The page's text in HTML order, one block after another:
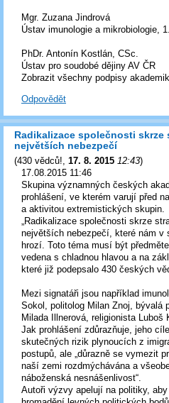
Mgr. Zuzana Jindrová
Ústav imunologie a mikrobiologie,
PhDr. Antonín Kostlán, CSc.
Ústav pro soudobé dějiny AV ČR
Zobrazit všechny podpisy
Odpovědět
Radikalizace společnosti
největších nebezpečí
(430 vědců!, 17. 8. 2015 12:43)
17.08.2015 11:46
Skupina významných českých
prohlášení, ve kterém varují před
a aktivitou extremistických skupin.
„Radikalizace společnosti skrze
největších nebezpečí, které nám
hrozí. Toto téma musí být
vedena s chladnou hlavou a na
které již podepsalo 430 českých
Mezi signatáři jsou například
Sokol, politolog Milan Znoj, bývalá
Milada Illnerová, religionista Luboš
Jak prohlášení zdůrazňuje, jeho
skutečných rizik plynoucích z
postupů, ale „důrazně se vymezit
naší zemi rozdmýchávána a
náboženská nesnášenlivost“.
Autoři výzvy apelují na politiky,